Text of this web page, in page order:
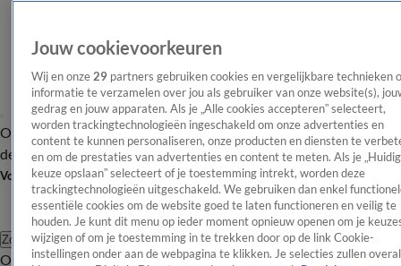
OverzichtAfleveringen Entertainment TV Algemeen
Tip
de redactieNieuwsbrief
Volg Shownieuws
Zoeken
OverzichtEntertainmentSpraakmakendRealityCrimeVideo's
Jouw cookievoorkeuren
Wij en onze 29 partners gebruiken cookies en vergelijkbare technieken
informatie te verzamelen over jou als gebruiker van onze website(s),
gedrag en jouw apparaten. Als je „Alle cookies accepteren” selecteert,
worden trackingtechnologieën ingeschakeld om onze advertenties en
content te kunnen personaliseren, onze producten en diensten te
en om de prestaties van advertenties en content te meten. Als je
keuze opslaan” selecteert of je toestemming intrekt, worden deze
trackingtechnologieën uitgeschakeld. We gebruiken dan enkel
essentiële cookies om de website goed te laten functioneren en veilig te
houden. Je kunt dit menu op ieder moment opnieuw openen om je
wijzigen of om je toestemming in te trekken door op de link Cookie-
instellingen onder aan de webpagina te klikken. Je selecties zullen overal